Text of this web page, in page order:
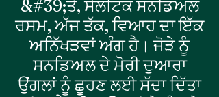
&#39;ਤੇ, ਸੇਲਟਿਕ ਸਨਡਿਅਲ
ਰਸਮ, ਅੱਜ ਤੱਕ, ਵਿਆਹ ਦਾ ਇੱਕ
ਅਨਿੱਖੜਵਾਂ ਅੰਗ ਹੈ। ਜੋੜੇ ਨੂੰ
ਸਨਡਿਅਲ ਦੇ ਮੋਰੀ ਦੁਆਰਾ
ਉਂਗਲਾਂ ਨੂੰ ਛੂਹਣ ਲਈ ਸੱਦਾ ਦਿੱਤਾ